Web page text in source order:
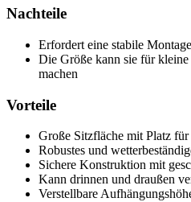
Nachteile
Erfordert eine stabile
Die Größe kann sie für
machen
Vorteile
Große Sitzfläche mit Platz
Robustes und
Sichere Konstruktion mit
Kann drinnen und draußen
Verstellbare